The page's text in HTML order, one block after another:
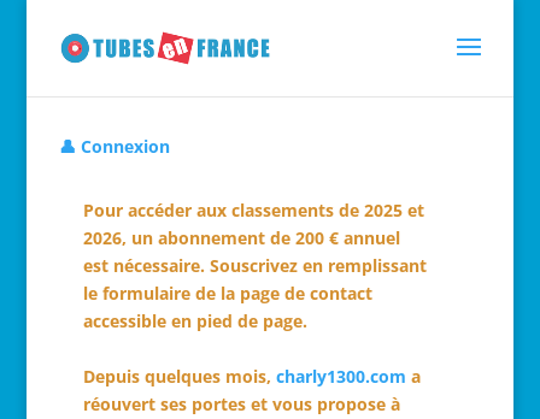
👤 Connexion
Pour accéder aux classements de 2025 et
2026, un abonnement de 200 € annuel
est nécessaire. Souscrivez en remplissant
le formulaire de la page de contact
accessible en pied de page.
Depuis quelques mois, charly1300.com a
réouvert ses portes et vous propose à